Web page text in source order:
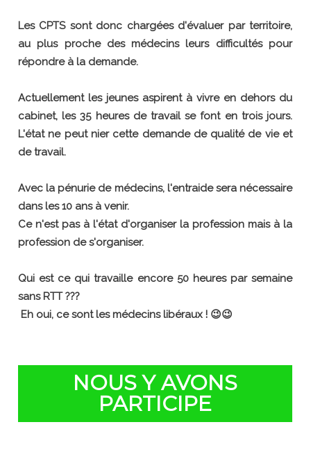
Les CPTS sont donc chargées d'évaluer par territoire,
au plus proche des médecins leurs difficultés pour
répondre à la demande.
Actuellement les jeunes aspirent à vivre en dehors du
cabinet, les 35 heures de travail se font en trois jours.
L'état ne peut nier cette demande de qualité de vie et
de travail.
Avec la pénurie de médecins, l'entraide sera nécessaire
dans les 10 ans à venir.
Ce n'est pas à l'état d'organiser la profession mais à la
profession de s'organiser.
Qui est ce qui travaille encore 50 heures par semaine
sans RTT ???
Eh oui, ce sont les médecins libéraux ! 😉😉
NOUS Y AVONS
PARTICIPE